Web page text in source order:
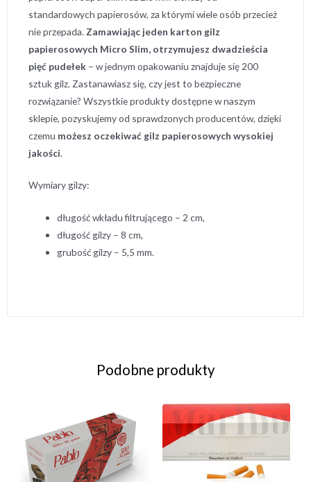
standardowych papierosów, za którymi wiele osób przecież
nie przepada. Zamawiając jeden karton gilz
papierosowych Micro Slim, otrzymujesz dwadzieścia
pięć pudełek – w jednym opakowaniu znajduje się 200
sztuk gilz. Zastanawiasz się, czy jest to bezpieczne
rozwiązanie? Wszystkie produkty dostępne w naszym
sklepie, pozyskujemy od sprawdzonych producentów, dzięki
czemu możesz oczekiwać gilz papierosowych wysokiej
jakości.
Wymiary gilzy:
długość wkładu filtrującego – 2 cm,
długość gilzy – 8 cm,
grubość gilzy – 5,5 mm.
Podobne produkty